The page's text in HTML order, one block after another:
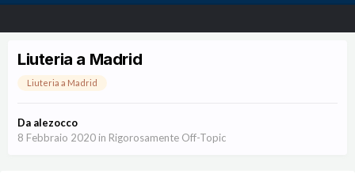
Liuteria a Madrid
Liuteria a Madrid
Da alezocco
8 Febbraio 2020 in Rigorosamente Off-Topic